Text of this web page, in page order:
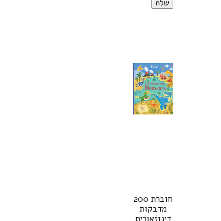
חוברת 200
מדבקות
דינוזאורים